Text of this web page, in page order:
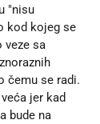
"nisu
kod kojeg se
veze sa
čemu se radi.
jer kad
bude na